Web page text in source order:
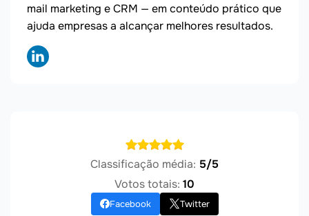
mail marketing e CRM — em conteúdo prático que
ajuda empresas a alcançar melhores resultados.
Classificação média: 5/5
Votos totais: 10
Facebook Twitter